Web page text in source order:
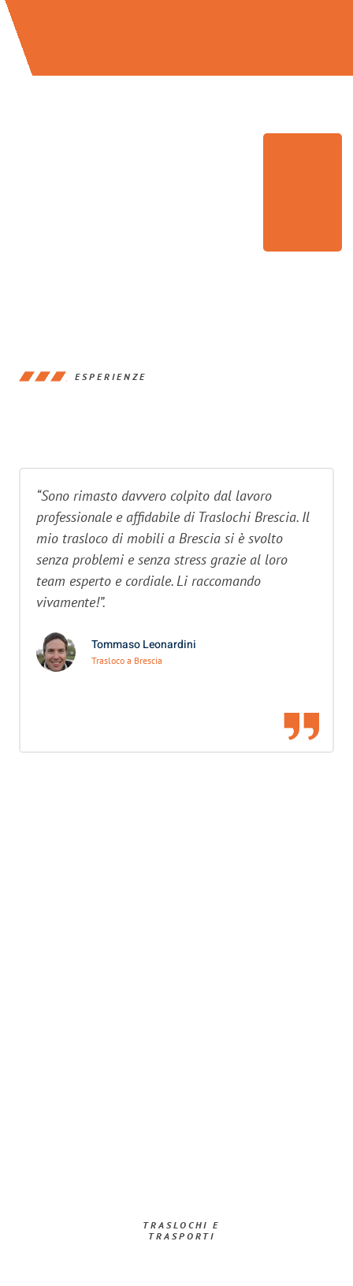
ESPERIENZE
“Sono rimasto davvero colpito dal lavoro
professionale e affidabile di Traslochi Brescia. Il
mio trasloco di mobili a Brescia si è svolto
senza problemi e senza stress grazie al loro
team esperto e cordiale. Li raccomando
vivamente!”.
Tommaso Leonardini
Trasloco a Brescia
TRASLOCHI E
TRASPORTI​